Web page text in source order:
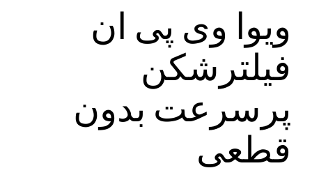
ویوا وی پی ان
فیلترشکن
پرسرعت بدون
قطعی